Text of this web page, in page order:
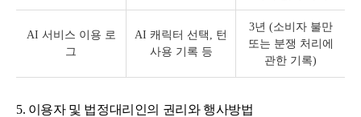
AI 서비스 이용 로
그
AI 캐릭터 선택, 턴
사용 기록 등
3년 (소비자 불만
또는 분쟁 처리에
관한 기록)
5. 이용자 및 법정대리인의 권리와 행사방법